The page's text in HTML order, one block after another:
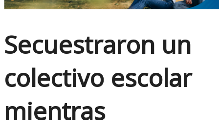
Secuestraron un
colectivo escolar
mientras